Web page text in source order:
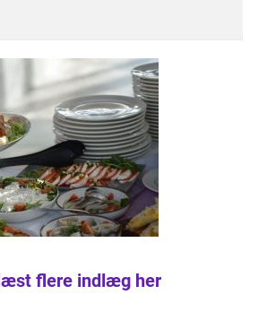
flere indlæg her